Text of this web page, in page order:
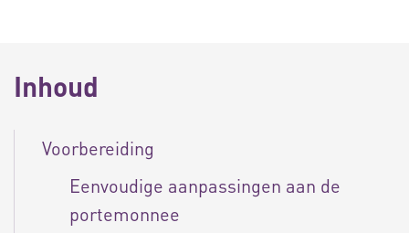
Inhoud
Voorbereiding
Eenvoudige aanpassingen aan de
portemonnee